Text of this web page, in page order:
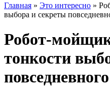
Вы здесь
Главная » Это интересно »
выбора и секреты
Робот-
тонкости